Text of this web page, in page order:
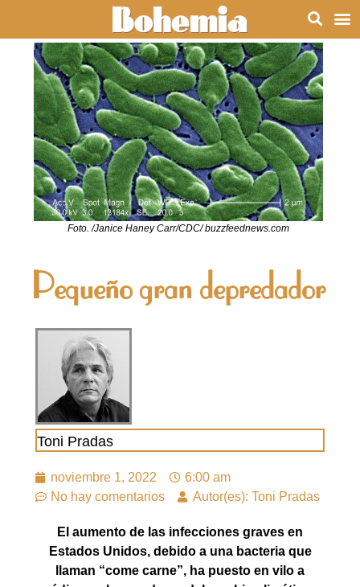
Foto. /Janice Haney Carr/CDC/ buzzfeednews.com
Pequeño gran depredador
Toni Pradas
noviembre 1, 2022
6:00 am
No hay comentarios
Autor(es): Toni Pradas
El aumento de las infecciones graves en
Estados Unidos, debido a una bacteria que
llaman “come carne”, ha puesto en vilo a